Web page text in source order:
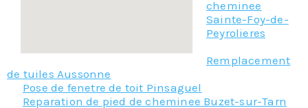
cheminee
Sainte-Foy-de-
Peyrolieres
Remplacement
de tuiles Aussonne
Pose de fenetre de toit Pinsaguel
Reparation de pied de cheminee Buzet-sur-Tarn